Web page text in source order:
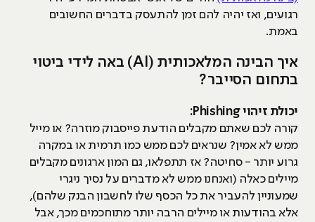
רגועים, ואז יהיה להם זמן להתעסק בדברים החשובים
באמת.
איך הבינה המלאכותית (AI) באה לידי ביטוי
בתחום הסייבר?
יכולת זיהוי Phishing:
קורה לכם שאתם מקבלים הודעת פייסבוק מוזרה? או מייל
ממש לא אמין? שנראים לכם ממש כמו תרמית או במקרה
גרוע יותר - סחיטה? אז תתפלאו, גם המון ארגונים מקבלים
מיילים כאלה (ואנחנו ממש לא מדברים על נסיך ניגרי
שמעוניין להעביר את כל הכסף שלו לחשבון הבנק שלהם),
אלא בהודעות או מיילים הרבה יותר מתוחכמים מכך, אבל